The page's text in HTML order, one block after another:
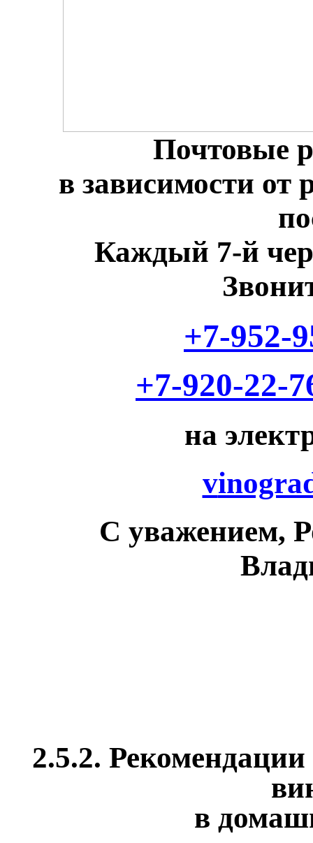
Почтовые
в зависимости от
Каждый 7-й
+7-952-
+7-920-22-
на
v
С уважением,
2.5.2.
в